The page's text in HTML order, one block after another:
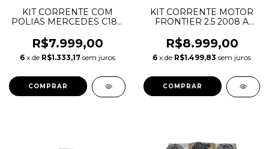
KIT CORRENTE COM
POLIAS MERCEDES C180
M271 CGI
R$7.999,00
6 x de R$1.333,17 sem juros
KIT CORRENTE MOTOR
FRONTIER 2.5 2008 A
R$8.999,00
6 x de R$1.499,83 sem juros